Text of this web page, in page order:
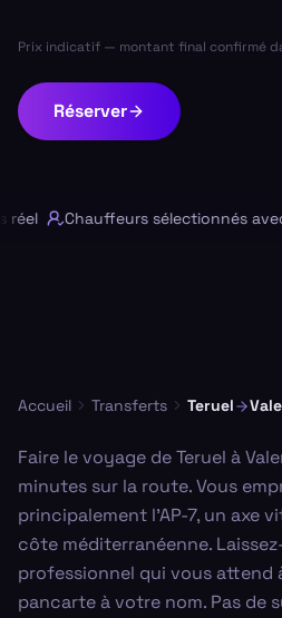
Prix indicatif — montant final confirmé
Réserver
Chauffeurs sélectionnés avec
Accueil Transferts Teruel
Faire le voyage de Teruel à
minutes sur la route. Vous
principalement l'AP-7, un axe
côte méditerranéenne.
professionnel qui vous attend
pancarte à votre nom. Pas de